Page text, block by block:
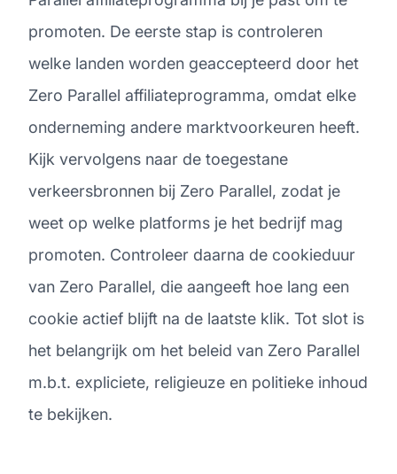
promoten. De eerste stap is controleren
welke landen worden geaccepteerd door het
Zero Parallel affiliateprogramma, omdat elke
onderneming andere marktvoorkeuren heeft.
Kijk vervolgens naar de toegestane
verkeersbronnen bij Zero Parallel, zodat je
weet op welke platforms je het bedrijf mag
promoten. Controleer daarna de cookieduur
van Zero Parallel, die aangeeft hoe lang een
cookie actief blijft na de laatste klik. Tot slot is
het belangrijk om het beleid van Zero Parallel
m.b.t. expliciete, religieuze en politieke inhoud
te bekijken.